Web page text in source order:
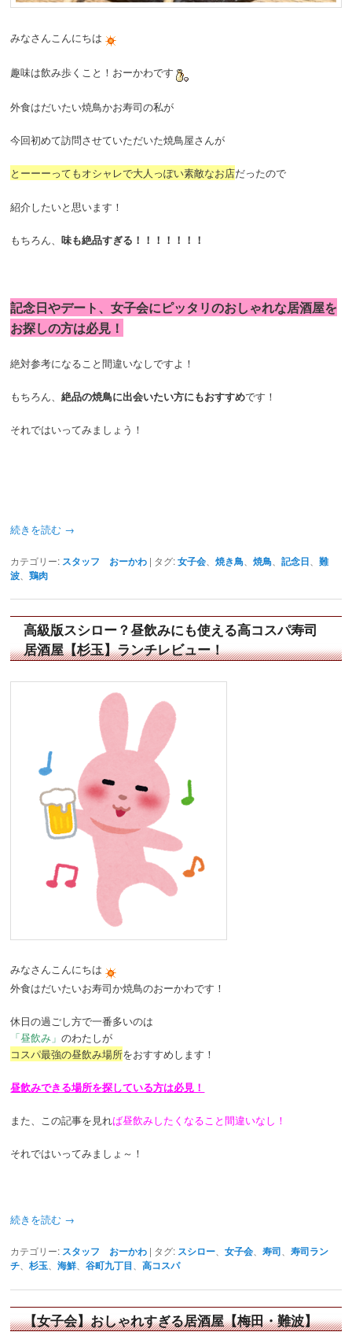
みなさんこんにちは
趣味は飲み歩くこと！おーかわです
外食はだいたい焼鳥かお寿司の私が
今回初めて訪問させていただいた焼鳥屋さんが
とーーーってもオシャレで大人っぽい素敵なお店だったので
紹介したいと思います！
もちろん、味も絶品すぎる！！！！！！！
記念日やデート、女子会にピッタリのおしゃれな居酒屋を
お探しの方は必見！
絶対参考になること間違いなしですよ！
もちろん、絶品の焼鳥に出会いたい方にもおすすめです！
それではいってみましょう！
続きを読む →
カテゴリー: スタッフ おーかわ | タグ: 女子会 、焼き鳥 、焼鳥 、記念日 、難
波 、鶏肉
高級版スシロー？昼飲みにも使える高コスパ寿司
居酒屋【杉玉】ランチレビュー！
みなさんこんにちは
外食はだいたいお寿司か焼鳥のおーかわです！
休日の過ごし方で一番多いのは
「昼飲み」のわたしが
コスパ最強の昼飲み場所をおすすめします！
昼飲みできる場所を探している方は必見！
また、この記事を見れば昼飲みしたくなること間違いなし！
それではいってみましょ～！
続きを読む →
カテゴリー: スタッフ おーかわ | タグ: スシロー、女子会、寿司、寿司ラン
チ、杉玉、海鮮、谷町九丁目、高コスパ
【女子会】おしゃれすぎる居酒屋【梅田・難波】